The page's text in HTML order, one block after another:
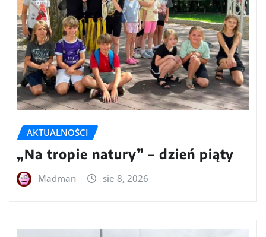
AKTUALNOŚCI
„Na tropie natury” – dzień piąty
Madman sie 8, 2026